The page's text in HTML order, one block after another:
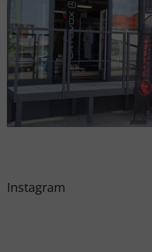
Instagram